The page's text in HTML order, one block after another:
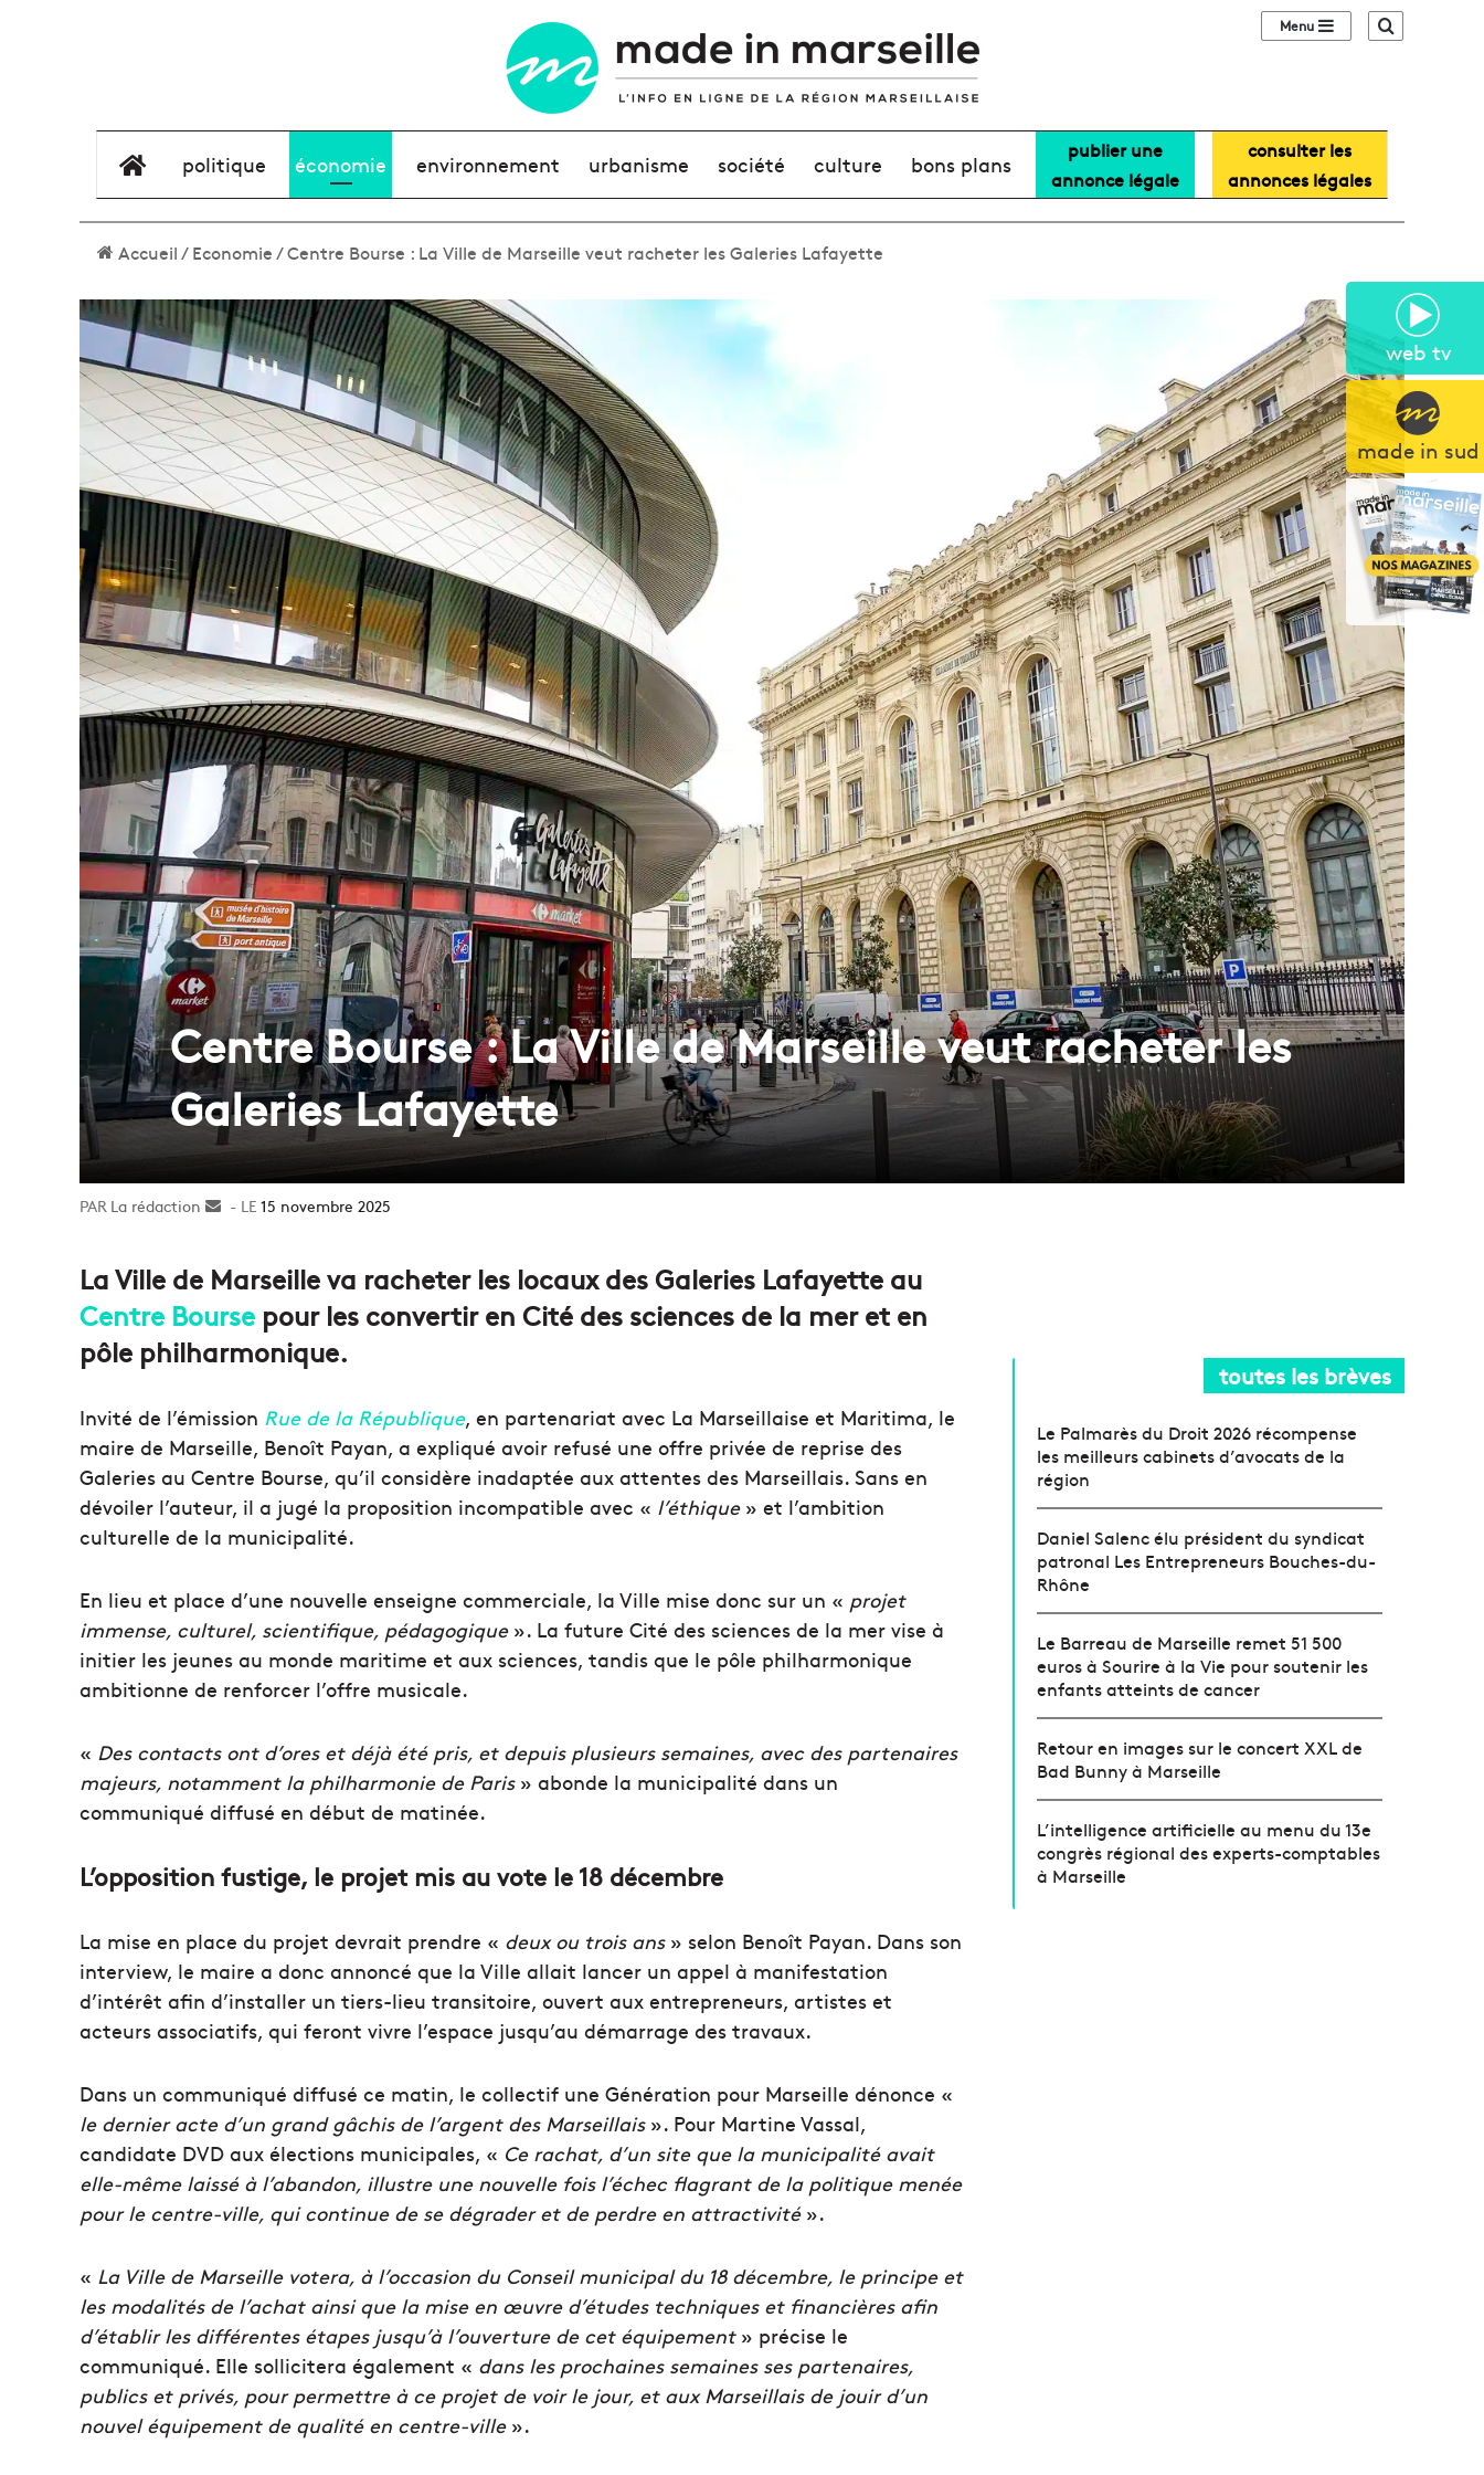
web tv
made in sud
Sidebar (barre
élément de menu
politique économie environnement urbanisme société culture bons plans
publier une
annonce légale
consulter les
annonces légales
Accueil/Economie/Centre Bourse : La Ville de Marseille veut racheter les Galeries Lafayette
Centre Bourse : La Ville de Marseille veut racheter les
Galeries Lafayette
La rédaction
Envoyer15 novembre 2025
La Ville de Marseille va racheter les locaux des Galeries Lafayette au
Centre Bourse pour les convertir en Cité des sciences de la mer et en
pôle philharmonique.
Invité de l’émission Rue de la République, en partenariat avec La Marseillaise et Maritima, le
maire de Marseille, Benoît Payan, a expliqué avoir refusé une offre privée de reprise des
Galeries au Centre Bourse, qu’il considère inadaptée aux attentes des Marseillais. Sans en
dévoiler l’auteur, il a jugé la proposition incompatible avec « l’éthique» et l’ambition
culturelle de la municipalité.
En lieu et place d’une nouvelle enseigne commerciale, la Ville mise donc sur un « projet
immense, culturel, scientifique, pédagogique ». La future Cité des sciences de la mer vise à
initier les jeunes au monde maritime et aux sciences, tandis que le pôle philharmonique
ambitionne de renforcer l’offre musicale.
« Des contacts ont d’ores et déjà été pris, et depuis plusieurs semaines, avec des partenaires
majeurs, notamment la philharmonie de Paris» abonde la municipalité dans un
communiqué diffusé en début de matinée.
L’opposition fustige, le projet mis au vote le 18 décembre
La mise en place du projet devrait prendre « deux ou trois ans» selon Benoît Payan. Dans son
interview, le maire a donc annoncé que la Ville allait lancer un appel à manifestation
d’intérêt afin d’installer un tiers-lieu transitoire, ouvert aux entrepreneurs, artistes et
acteurs associatifs, qui feront vivre l’espace jusqu’au démarrage des travaux.
Dans un communiqué diffusé ce matin, le collectif une Génération pour Marseille dénonce «
le dernier acte d’un grand gâchis de l’argent des Marseillais». Pour Martine Vassal,
candidate DVD aux élections municipales, « Ce rachat, d’un site que la municipalité avait
elle-même laissé à l’abandon, illustre une nouvelle fois l’échec flagrant de la politique menée
pour le centre-ville, qui continue de se dégrader et de perdre en attractivité».
« La Ville de Marseille votera, à l’occasion du Conseil municipal du 18 décembre, le principe et
les modalités de l’achat ainsi que la mise en œuvre d’études techniques et financières afin
d’établir les différentes étapes jusqu’à l’ouverture de cet équipement» précise le
communiqué. Elle sollicitera également « dans les prochaines semaines ses partenaires,
publics et privés, pour permettre à ce projet de voir le jour, et aux Marseillais de jouir d’un
nouvel équipement de qualité en centre-ville».
toutes les brèves
Le Palmarès du Droit 2026 récompense
les meilleurs cabinets d’avocats de la
région
Daniel Salenc élu président du syndicat
patronal Les Entrepreneurs Bouches-du-
Rhône
Le Barreau de Marseille remet 51 500
euros à Sourire à la Vie pour soutenir les
enfants atteints de cancer
Retour en images sur le concert XXL de
Bad Bunny à Marseille
L’intelligence artificielle au menu du 13e
congrès régional des experts-comptables
à Marseille